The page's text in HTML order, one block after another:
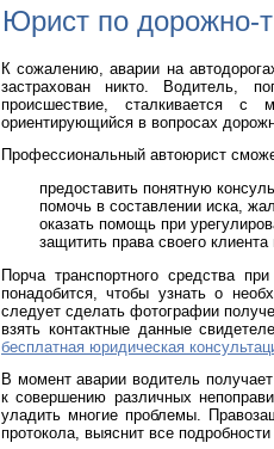
Юрист по дорожно-
К сожалению, аварии на
застрахован никто. Водитель,
происшествие, сталкивается с
ориентирующийся в вопросах
Профессиональный автоюрист
предоставить понятную
помочь в составлении иска,
оказать помощь при
защитить права своего
Порча транспортного средства
понадобится, чтобы узнать о
следует сделать фотографии
взять контактные данные
бесплатная юридическая
В момент аварии водитель
к совершению различных
уладить многие проблемы.
протокола, выяснит все